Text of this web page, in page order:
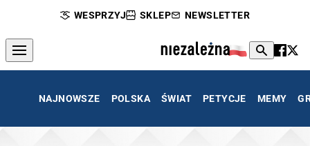
WESPRZYJ SKLEP NEWSLETTER
NAJNOWSZE POLSKA ŚWIAT PETYCJE MEMY